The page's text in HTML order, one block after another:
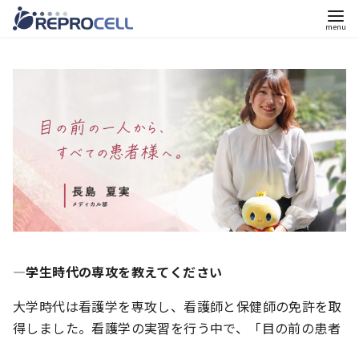
―学生時代の専攻を教えてください
大学時代は看護学を専攻し、看護師と保健師の免許を取
得しました。看護学の実習を行う中で、「目の前の患者